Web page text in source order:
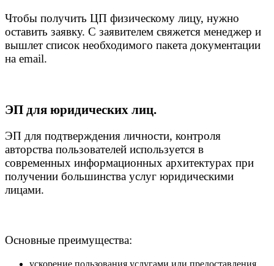
Чтобы получить ЦП физическому лицу, нужно
оставить заявку. С заявителем свяжется менеджер и
вышлет список необходимого пакета документации
на email.
ЭП для юридических лиц.
ЭП для подтверждения личности, контроля
авторства пользователей используется в
современных информационных архитектурах при
получении большинства услуг юридическими
лицами.
Основные преимущества:
ускорение пользования услугами или предоставления